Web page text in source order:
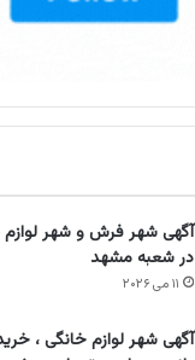
آگهی شهر فرش و شهر
در شعبه مشهد
۱۱ می ۲۰۲۶
آگهی شهر لوازم خانگی ،